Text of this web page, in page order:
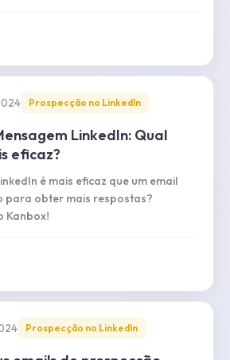
Prospecção no LinkedIn
LinkedIn: Qual
eficaz?
é mais eficaz que um email
para obter mais respostas?
Kanbox!
Prospecção no LinkedIn